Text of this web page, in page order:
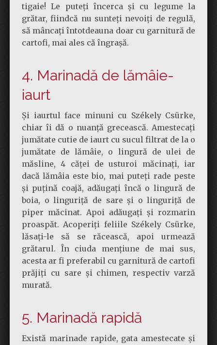
tigaie! Le puteți încerca și cu legume la
grătar, fiindcă nu sunteți nevoiți de regulă,
să mâncați întotdeauna doar cu garnitură de
cartofi, mai ales că îngrașă.
4. Marinadă de lămâie-
iaurt
Și iaurtul face minuni cu Székely Csürke,
chiar îi dă o nuanță grecească. Amestecați
jumătate cutie de iaurt cu sucul filtrat de la o
jumătate de lămâie, o lingură de ulei de
măsline, 4 căței de usturoi măcinați, iar
dacă lămâia este bio, mai puteți rade peste
și puțină coajă, adăugați încă o lingură de
boia, o linguriță de sare și o linguriță de
piper măcinat. Apoi adăugați și rozmarin
proaspăt. Acoperiți feliile Székely Csürke,
lăsați-le să se răcească, apoi urmează
grătarul. În ciuda mențiune de mai sus,
acesta ar fi preferabil cu garnitură de cartofi
prăjiți cu sare și chimen, respectiv varză
murată.
5. Marinadă rapidă
Există marinade rapide, gata amestecate și